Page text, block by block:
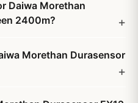
Daiwa Morethan
2400m?
Morethan Durasensor